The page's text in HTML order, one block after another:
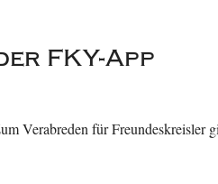
FKY-App
Verabreden für Freundeskreisler